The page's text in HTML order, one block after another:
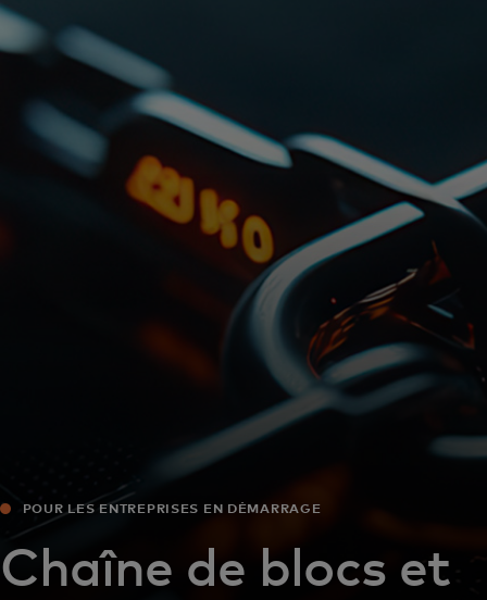
Pour vous
Pour l'entreprise
Pour le monde
Pour les innovateurs
Actualités et tendances
POUR LES ENTREPRISES EN DÉMARRAGE
Chaîne de blocs et